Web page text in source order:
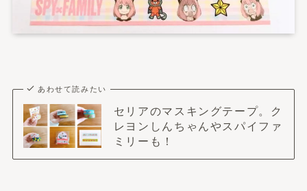
あわせて読みたい
セリアのマスキングテープ。ク
レヨンしんちゃんやスパイファ
ミリーも！